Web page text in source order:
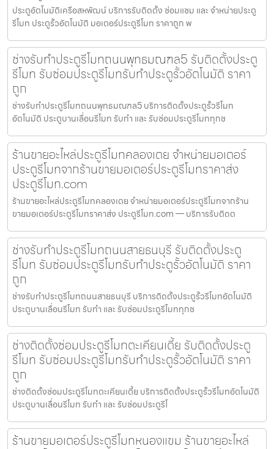
ประตูอัตโนมัติเครือสหพัฒน์ บริการรับติดตั้ง ซ่อมแซม และ จำหน่ายประตู
รีโมท ประตูรั้วอัตโนมัติ มอเตอร์ประตูรีโมท ราคาถูก พ
ช่างรับทำประตูรีโมทถนนพุทธมณฑล5 รับติดตั้งประตู
รีโมท รับซ่อมประตูรีโมทรับทำประตูรั้วอัตโนมัติ ราคา
ถูก
ช่างรับทำประตูรีโมทถนนพุทธมณฑล5 บริการติดตั้งประตูรั้วรีโมท
อัตโนมัติ ประตูบานเลื่อนรีโมท รับทำ และ รับซ่อมประตูรีโมททุกช
ร้านขายอะไหล่ประตูรีโมทคลองเตย จำหน่ายมอเตอร์
ประตูรีโมทจากร้านขายมอเตอร์ประตูรีโมทราคาส่ง
ประตูรีโมท.com
ร้านขายอะไหล่ประตูรีโมทคลองเตย จำหน่ายมอเตอร์ประตูรีโมทจากร้าน
ขายมอเตอร์ประตูรีโมทราคาส่ง ประตูรีโมท.com — บริการรับติดต
ช่างรับทำประตูรีโมทถนนสายธนบุรี รับติดตั้งประตู
รีโมท รับซ่อมประตูรีโมทรับทำประตูรั้วอัตโนมัติ ราคา
ถูก
ช่างรับทำประตูรีโมทถนนสายธนบุรี บริการติดตั้งประตูรั้วรีโมทอัตโนมัติ
ประตูบานเลื่อนรีโมท รับทำ และ รับซ่อมประตูรีโมททุกช
ช่างติดตั้งซ่อมประตูรีโมทตะเคียนเตี้ย รับติดตั้งประตู
รีโมท รับซ่อมประตูรีโมทรับทำประตูรั้วอัตโนมัติ ราคา
ถูก
ช่างติดตั้งซ่อมประตูรีโมทตะเคียนเตี้ย บริการติดตั้งประตูรั้วรีโมทอัตโนมัติ
ประตูบานเลื่อนรีโมท รับทำ และ รับซ่อมประตูรีโ
ร้านขายมอเตอร์ประตูรีโมทหนองแขม ร้านขายอะไหล่